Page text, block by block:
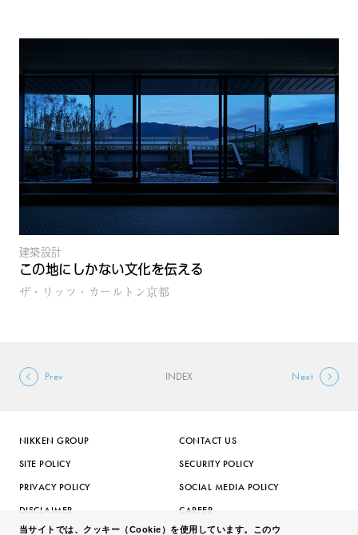
建築設計
この地にしかない文化を伝える
ザ・リッツ・カールトン京都
Prev INDEX Next
NIKKEN GROUP
CONTACT US
SITE POLICY
SECURITY POLICY
PRIVACY POLICY
SOCIAL MEDIA POLICY
DISCLAIMER
CAREER
当サイトでは、クッキー（Cookie）を使用しています。このウ